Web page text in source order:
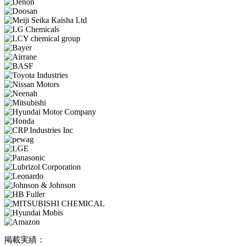
掲載実績：